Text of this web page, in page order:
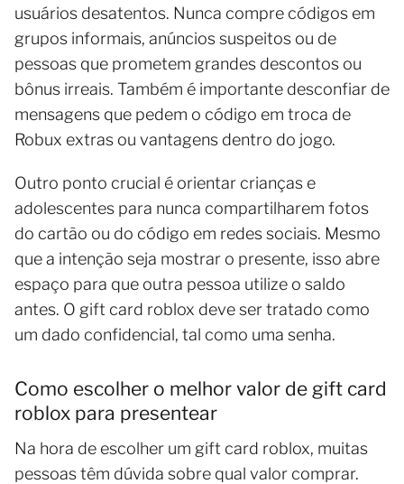
usuários desatentos. Nunca compre códigos em
grupos informais, anúncios suspeitos ou de
pessoas que prometem grandes descontos ou
bônus irreais. Também é importante desconfiar de
mensagens que pedem o código em troca de
Robux extras ou vantagens dentro do jogo.
Outro ponto crucial é orientar crianças e
adolescentes para nunca compartilharem fotos
do cartão ou do código em redes sociais. Mesmo
que a intenção seja mostrar o presente, isso abre
espaço para que outra pessoa utilize o saldo
antes. O gift card roblox deve ser tratado como
um dado confidencial, tal como uma senha.
Como escolher o melhor valor de gift card
roblox para presentear
Na hora de escolher um gift card roblox, muitas
pessoas têm dúvida sobre qual valor comprar.